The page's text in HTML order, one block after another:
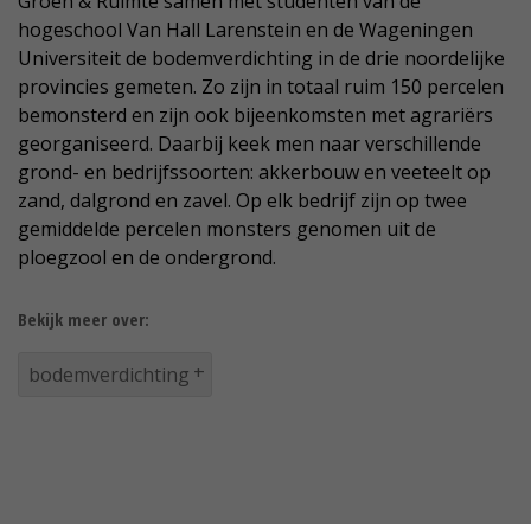
hogeschool Van Hall Larenstein en de Wageningen
Universiteit de bodemverdichting in de drie noordelijke
provincies gemeten. Zo zijn in totaal ruim 150 percelen
bemonsterd en zijn ook bijeenkomsten met agrariërs
georganiseerd. Daarbij keek men naar verschillende
grond- en bedrijfssoorten: akkerbouw en veeteelt op
zand, dalgrond en zavel. Op elk bedrijf zijn op twee
gemiddelde percelen monsters genomen uit de
ploegzool en de ondergrond.
Bekijk meer over:
bodemverdichting